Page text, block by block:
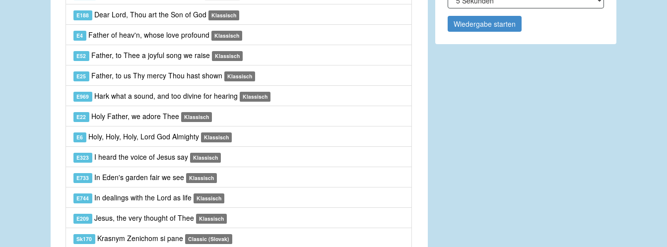
E188 Dear Lord, Thou art the Son of God Klassisch
E4 Father of heav'n, whose love profound Klassisch
E52 Father, to Thee a joyful song we raise Klassisch
E25 Father, to us Thy mercy Thou hast shown Klassisch
E969 Hark what a sound, and too divine for hearing Klassisch
E22 Holy Father, we adore Thee Klassisch
E6 Holy, Holy, Holy, Lord God Almighty Klassisch
E323 I heard the voice of Jesus say Klassisch
E733 In Eden's garden fair we see Klassisch
E744 In dealings with the Lord as life Klassisch
E209 Jesus, the very thought of Thee Klassisch
Sk170 Krasnym Zenichom si pane Classic (Slovak)
Wiedergabe starten